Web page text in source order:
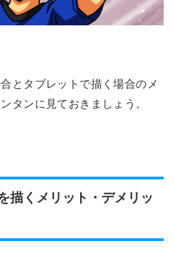
とタブレットで描く場合のメ
タンに見ておきましょう。
描くメリット・デメリッ